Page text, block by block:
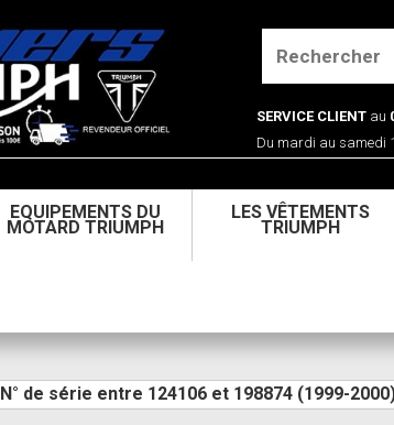
SERVICE CLIENT au
Du mardi au samedi
EQUIPEMENTS DU
MOTARD TRIUMPH
LES VÊTEMENTS
TRIUMPH
N° de série entre 124106 et 198874 (1999-